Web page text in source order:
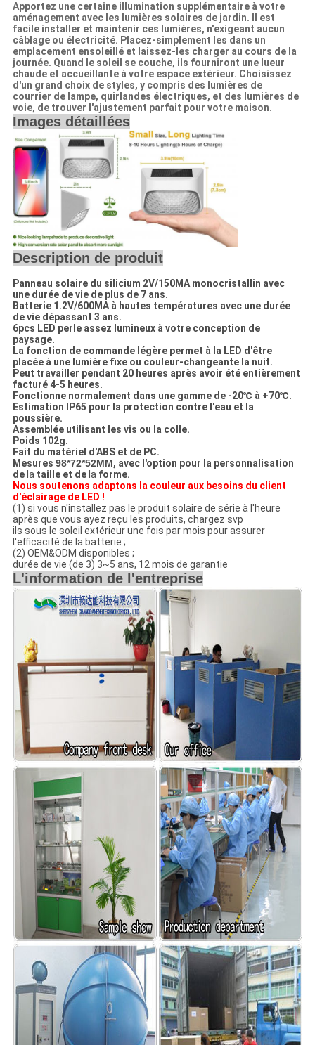
Apportez une certaine illumination supplémentaire à votre
aménagement avec les lumières solaires de jardin. Il est
facile installer et maintenir ces lumières, n'exigeant aucun
câblage ou électricité. Placez-simplement les dans un
emplacement ensoleillé et laissez-les charger au cours de la
journée. Quand le soleil se couche, ils fourniront une lueur
chaude et accueillante à votre espace extérieur. Choisissez
d'un grand choix de styles, y compris des lumières de
courrier de lampe, quirlandes électriques, et des lumières de
voie, de trouver l'ajustement parfait pour votre maison.
Images détaillées
Description de produit
Panneau solaire du silicium 2V/150MA monocristallin avec
une durée de vie de plus de 7 ans.
Batterie 1.2V/600MA à hautes températures avec une durée
de vie dépassant 3 ans.
6pcs LED perle assez lumineux à votre conception de
paysage.
La fonction de commande légère permet à la LED d'être
placée à une lumière fixe ou couleur-changeante la nuit.
Peut travailler pendant 20 heures après avoir été entièrement
facturé 4-5 heures.
Fonctionne normalement dans une gamme de -20℃ à +70℃.
Estimation IP65 pour la protection contre l'eau et la
poussière.
Assemblée utilisant les vis ou la colle.
Poids 102g.
Fait du matériel d'ABS et de PC.
Mesures 98*72*52MM, avec l'option pour la personnalisation
dela taille et dela forme.
Nous soutenons adaptons la couleur aux besoins du client
d'éclairage de LED !
(1) si vous n'installez pas le produit solaire de série à l'heure
après que vous ayez reçu les produits, chargez svp
ils sous le soleil extérieur une fois par mois pour assurer
l'efficacité de la batterie ;
(2) OEM&ODM disponibles ;
durée de vie (de 3) 3~5 ans, 12 mois de garantie
L'information de l'entreprise